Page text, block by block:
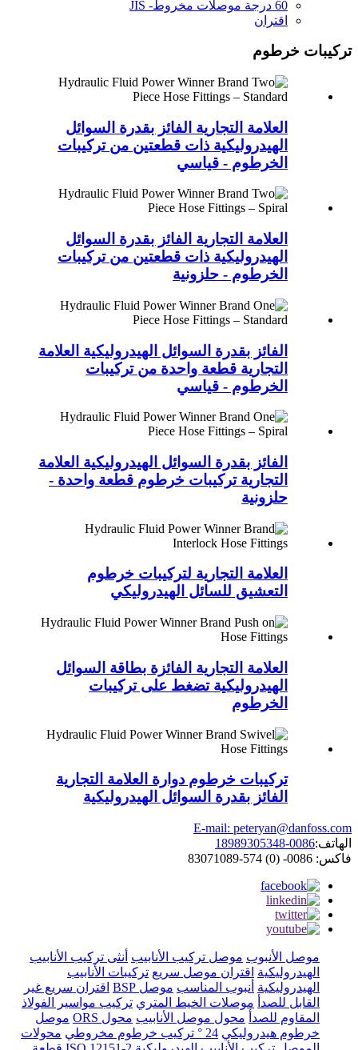
60 درجة موصلات مخروط- JIS
اقتران
تركيبات خرطوم
العلامة التجارية الفائز بقدرة السوائل
الهيدروليكية ذات قطعتين من تركيبات
الخرطوم - قياسي
العلامة التجارية الفائز بقدرة السوائل
الهيدروليكية ذات قطعتين من تركيبات
الخرطوم - حلزونية
الفائز بقدرة السوائل الهيدروليكية العلامة
التجارية قطعة واحدة من تركيبات
الخرطوم - قياسي
الفائز بقدرة السوائل الهيدروليكية العلامة
التجارية تركيبات خرطوم قطعة واحدة -
حلزونية
العلامة التجارية لتركيبات خرطوم
التعشيق للسائل الهيدروليكي
العلامة التجارية الفائزة بطاقة السوائل
الهيدروليكية تضغط على تركيبات
الخرطوم
تركيبات خرطوم دوارة العلامة التجارية
الفائز بقدرة السوائل الهيدروليكية
E-mail: peteryan@danfoss.com
الهاتف:0086-18989305348
فاكس: 0086- (0) 574-83071089
موصل الأنبوب موصل تركيب الأنابيب أنثى تركيب الأنابيب
الهيدروليكية اقتران موصل سريع تركيبات الأنابيب
الهيدروليكية أنبوب المناسب موصل BSP
اقتران سريع غير
القابل للصدأ موصلات الخيط المتري تركيب مواسير الفولاذ
المقاوم للصدأ محول موصل الأنابيب محول ORS
موصل
خرطوم هيدروليكي 24 ° تركيب خرطوم مخروطي
محولات